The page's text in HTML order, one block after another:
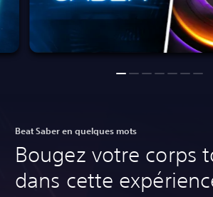
Beat Saber en quelques mots
Bougez votre corps
dans cette